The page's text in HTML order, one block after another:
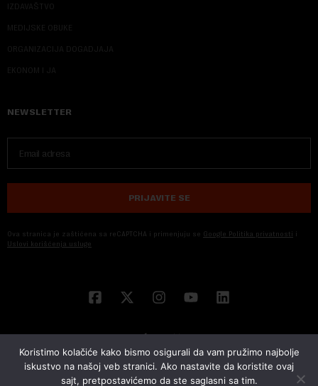
IZDAVAŠTVO
MEDIJSKE OBUKE
ORGANIZACIJA DOGADJAJA
EKONOM I JA
NEWSLETTER
PRIJAVITE SE
Ova stranica je zaštićena sa reCAPTCHA i primenjuju se Google Politika privatnosti i
Uslovi korišćenja usluge
Koristimo kolačiće kako bismo osigurali da vam pružimo najbolje
iskustvo na našoj veb stranici. Ako nastavite da koristite ovaj
sajt, pretpostavićemo da ste saglasni sa tim.